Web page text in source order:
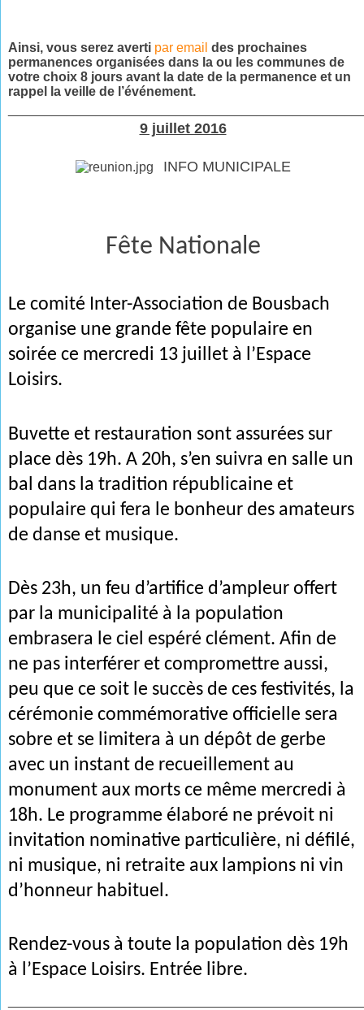
Ainsi, vous serez averti par email des prochaines
permanences organisées dans la ou les communes de
votre choix 8 jours avant la date de la permanence et un
rappel la veille de l’événement.
9 juillet 2016
INFO MUNICIPALE
Fête Nationale
Le comité Inter-Association de Bousbach
organise une grande fête populaire en
soirée ce mercredi 13 juillet à l’Espace
Loisirs.
Buvette et restauration sont assurées sur
place dès 19h. A 20h, s’en suivra en salle un
bal dans la tradition républicaine et
populaire qui fera le bonheur des amateurs
de danse et musique.
Dès 23h, un feu d’artifice d’ampleur offert
par la municipalité à la population
embrasera le ciel espéré clément. Afin de
ne pas interférer et compromettre aussi,
peu que ce soit le succès de ces festivités, la
cérémonie commémorative officielle sera
sobre et se limitera à un dépôt de gerbe
avec un instant de recueillement au
monument aux morts ce même mercredi à
18h. Le programme élaboré ne prévoit ni
invitation nominative particulière, ni défilé,
ni musique, ni retraite aux lampions ni vin
d’honneur habituel.
Rendez-vous à toute la population dès 19h
à l’Espace Loisirs. Entrée libre.